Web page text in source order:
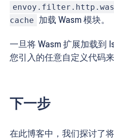
rootId
vmConfig:
code:
runtime
vmId:
app
version
cache
加载 Wasm 模块。
一旦将 Wasm 扩展加载到
您引入的任意自定义代码
下一步
在此博客中，我们探讨了